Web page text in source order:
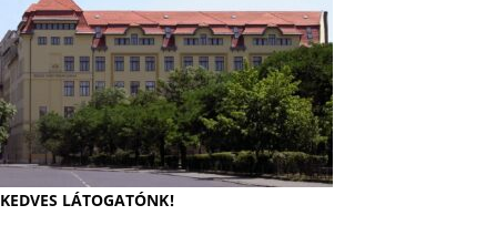
KEDVES LÁTOGATÓNK!